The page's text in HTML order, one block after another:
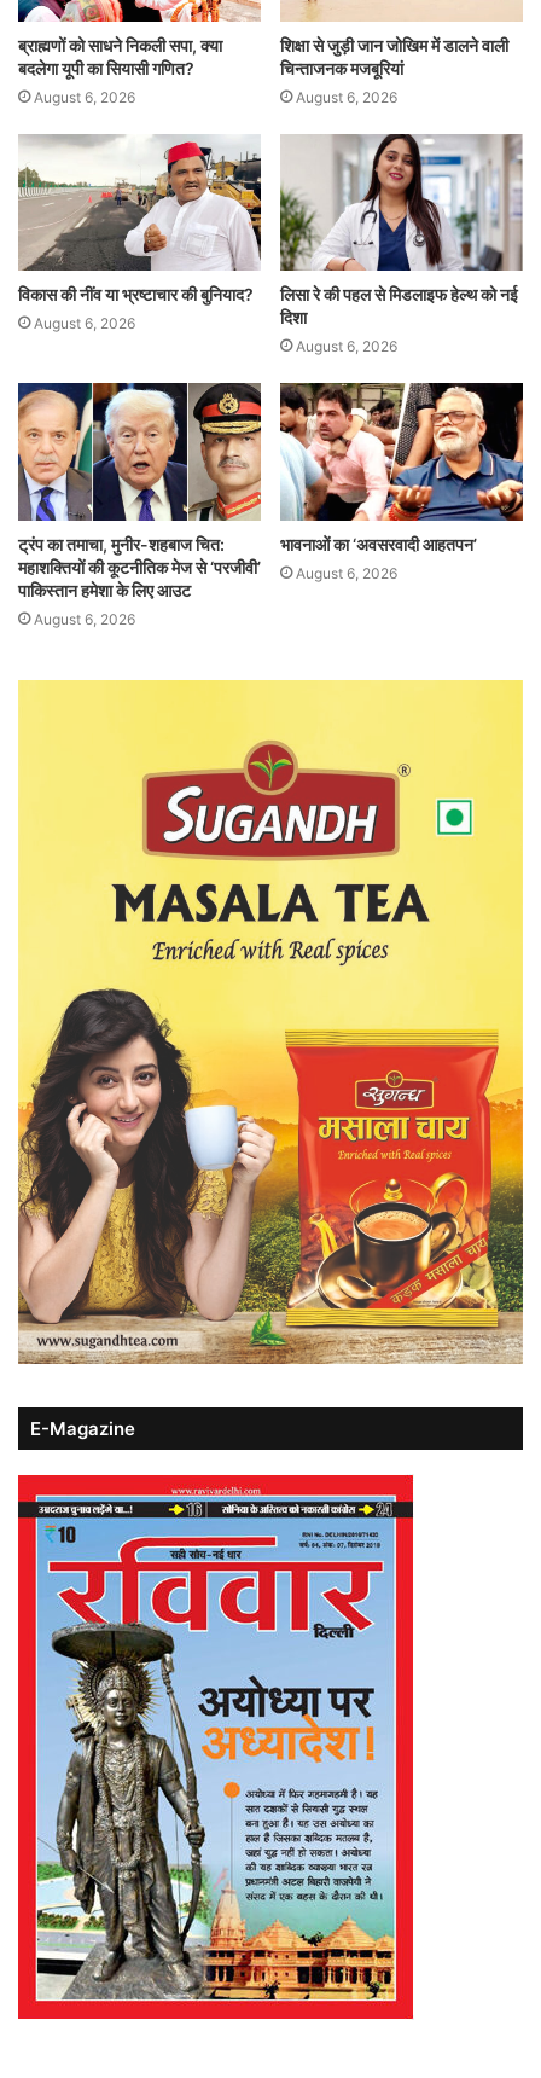
ब्राह्मणों को साधने निकली सपा, क्या
बदलेगा यूपी का सियासी गणित?
August 6, 2026
शिक्षा से जुड़ी जान जोखिम में डालने वाली
चिन्ताजनक मजबूरियां
August 6, 2026
विकास की नींव या भ्रष्टाचार की बुनियाद?
August 6, 2026
लिसा रे की पहल से मिडलाइफ हेल्थ को नई
दिशा
August 6, 2026
ट्रंप का तमाचा, मुनीर-शहबाज चित:
महाशक्तियों की कूटनीतिक मेज से ‘परजीवी’
पाकिस्तान हमेशा के लिए आउट
August 6, 2026
भावनाओं का ‘अवसरवादी आहतपन’
August 6, 2026
E-Magazine